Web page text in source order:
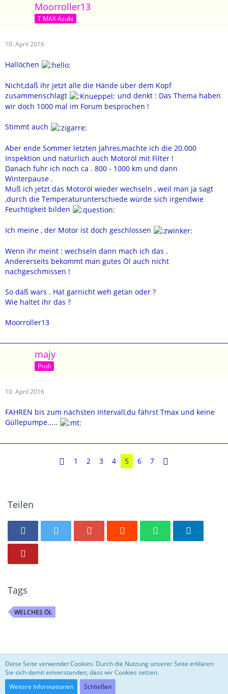
Moorroller13
T MAX Azubi
10. April 2016
Hallöchen
Nicht,daß ihr jetzt alle die Hände über dem Kopf
zusammenschlagt
und denkt : Das Thema haben
wir doch 1000 mal im Forum besprochen !
Stimmt auch
Aber ende Sommer letzten Jahres,machte ich die 20.000
Inspektion und natürlich auch Motoröl mit Filter !
Danach fuhr ich noch ca . 800 - 1000 km und dann
Winterpause .
Muß ich jetzt das Motoröl wieder wechseln , weil man ja sagt
,durch die Temperaturunterschiede würde sich irgendwie
Feuchtigkeit bilden
Ich meine , der Motor ist doch geschlossen
Wenn ihr meint : wechseln dann mach ich das .
Andererseits bekommt man gutes Öl auch nicht
nachgeschmissen !
So daß wars . Hat garnicht weh getan oder ?
Wie haltet ihr das ?
Moorroller13
majy
Profi
10. April 2016
FAHREN bis zum nächsten Intervall,du fährst Tmax und keine
Güllepumpe.....
1 2 3 4 5 6 7
Teilen
Tags
WELCHES ÖL
motoblog
Community-Software:
Diese Seite verwendet Cookies. Durch die Nutzung unserer Seite erklären
Sie sich damit einverstanden, dass wir Cookies setzen.
Weitere Informationen
Schließen